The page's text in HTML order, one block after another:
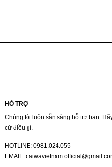
HỖ TRỢ
Chúng tôi luôn sẵn sàng hỗ trợ bạn.
cứ điều gì.
HOTLINE: 0981.024.055
EMAIL: